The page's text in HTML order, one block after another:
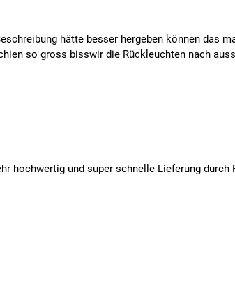
hätte besser hergeben können das
so gross bisswir die Rückleuchten nach
hochwertig und super schnelle Lieferung durch